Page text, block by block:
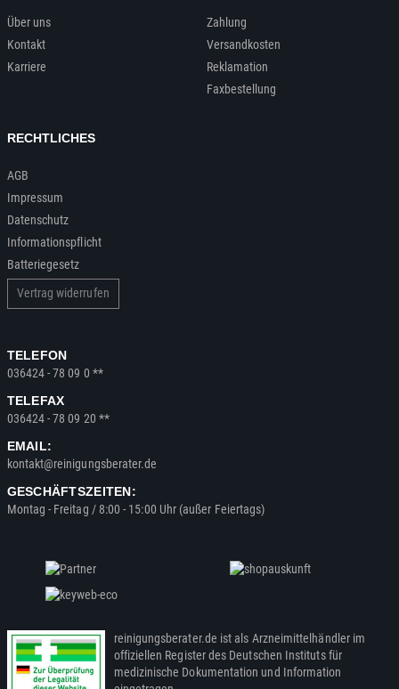
Über uns
Kontakt
Karriere
Zahlung
Versandkosten
Reklamation
Faxbestellung
RECHTLICHES
AGB
Impressum
Datenschutz
Informationspflicht
Batteriegesetz
Vertrag widerrufen
TELEFON
036424 - 78 09 0 **
TELEFAX
036424 - 78 09 20 **
EMAIL:
kontakt@reinigungsberater.de
GESCHÄFTSZEITEN:
Montag - Freitag / 8:00 - 15:00 Uhr (außer Feiertags)
reinigungsberater.de ist als Arzneimittelhändler im
offiziellen Register des Deutschen Instituts für
medizinische Dokumentation und Information